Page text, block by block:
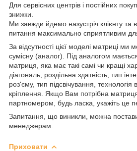
Для сервісних центрів і постійних
знижки.
Ми завжди йдемо назустріч клієнту та
питання максимально сприятливим
За відсутності цієї моделі матриці ми
сумісну (аналог). Під аналогом
матриця, яка має такі самі чи кращі
діагональ, роздільна здатність, тип
роз'єму, тип підсвічування, технологія
кріплення. Якщо Вам потрібна
партномером, будь ласка, укажіть це
Запитання, що виникли, можна
менеджерам.
Приховати